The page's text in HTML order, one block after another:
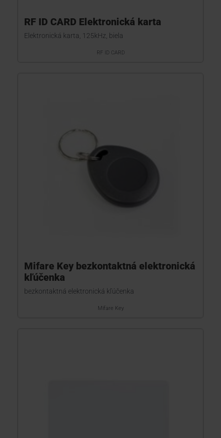
RF ID CARD Elektronická karta
Elektronická karta, 125kHz, biela
RF ID CARD
Mifare Key bezkontaktná elektronická
kľúčenka
bezkontaktná elektronická kľúčenka
Mifare Key